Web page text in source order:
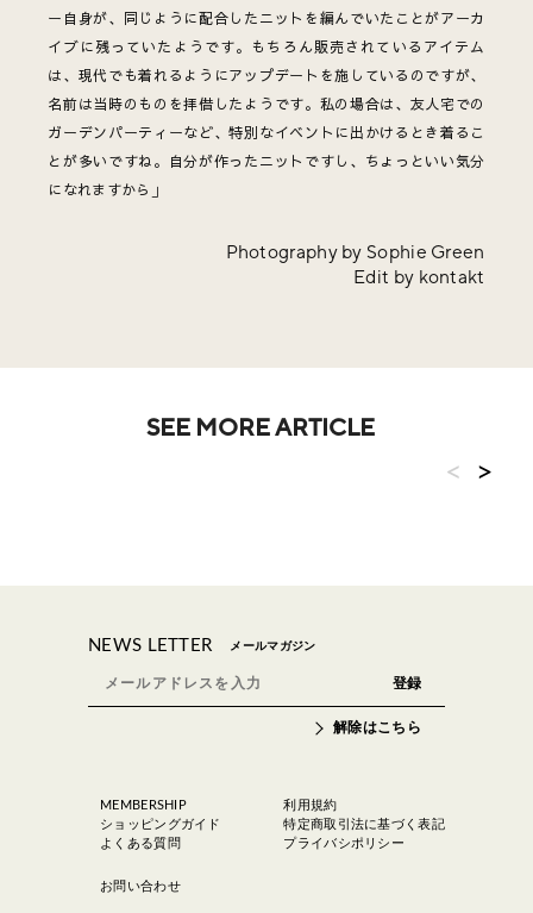
ー自身が、同じように配合したニットを編んでいたことがアーカ
イブに残っていたようです。もちろん販売されているアイテム
は、現代でも着れるようにアップデートを施しているのですが、
名前は当時のものを拝借したようです。私の場合は、友人宅での
ガーデンパーティーなど、特別なイベントに出かけるとき着るこ
とが多いですね。自分が作ったニットですし、ちょっといい気分
になれますから」
Photography by Sophie Green
Edit by kontakt
SEE MORE ARTICLE
< >
NEWS LETTER メールマガジン
解除はこちら
MEMBERSHIP
ショッピングガイド
よくある質問
お問い合わせ
利用規約
特定商取引法に基づく表記
プライバシポリシー